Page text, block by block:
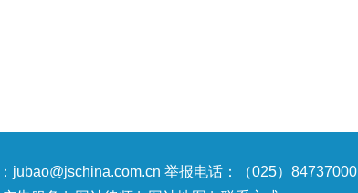
jubao@jschina.com.cn 举报电话：（025）84737000